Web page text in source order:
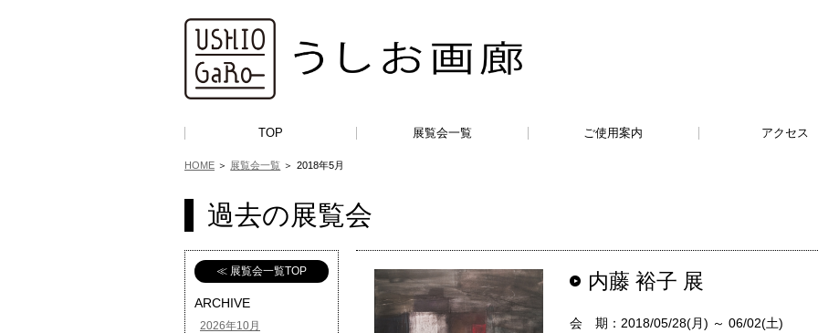
TOP 展覧会一覧 ご使用案内 アクセス
HOME ＞ 展覧会一覧 ＞ 2018年5月
過去の展覧会
内藤 裕子 展
会 期：2018/05/28(月) ～ 06/02(土)
≪ 展覧会一覧TOP
ARCHIVE
2026年10月